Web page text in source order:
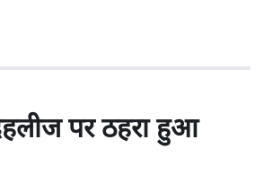
पर ठहरा हुआ